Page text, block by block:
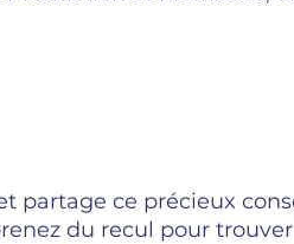
partage ce précieux
du recul pour trouver